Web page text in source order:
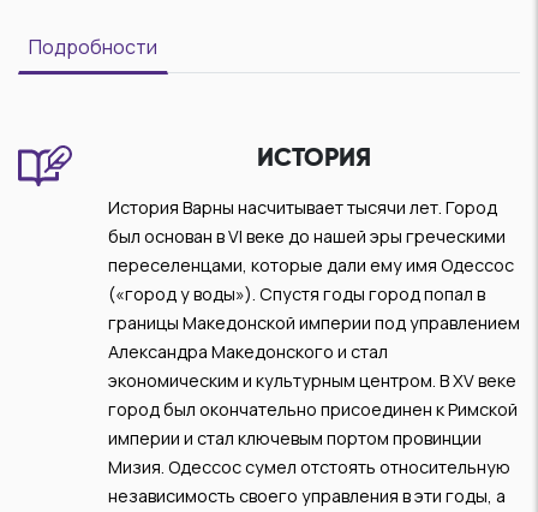
Подробности
ИСТОРИЯ
История Варны насчитывает тысячи лет. Город
был основан в VІ веке до нашей эры греческими
переселенцами, которые дали ему имя Одессос
(«город у воды»). Спустя годы город попал в
границы Македонской империи под управлением
Александра Македонского и стал
экономическим и культурным центром. В XV веке
город был окончательно присоединен к Римской
империи и стал ключевым портом провинции
Мизия. Одессос сумел отстоять относительную
независимость своего управления в эти годы, а